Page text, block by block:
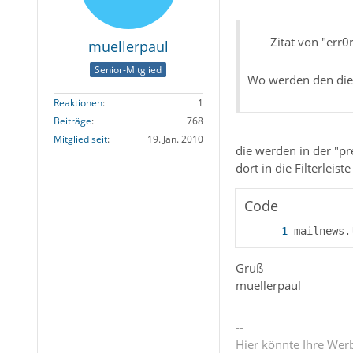
muellerpaul
Senior-Mitglied
Reaktionen
1
Beiträge
768
Mitglied seit
19. Jan. 2010
Zitat von
Wo werden den
die werden in der
dort in die
Code
Gruß
muellerpaul
--
Hier könnte Ihre